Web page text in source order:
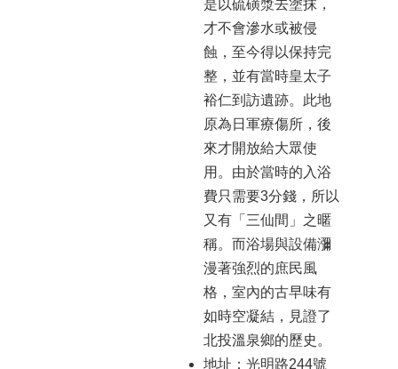
是以硫磺漿去塗抹，
才不會滲水或被侵
蝕，至今得以保持完
整，並有當時皇太子
裕仁到訪遺跡。此地
原為日軍療傷所，後
來才開放給大眾使
用。由於當時的入浴
費只需要3分錢，所以
又有「三仙間」之暱
稱。而浴場與設備瀰
漫著強烈的庶民風
格，室內的古早味有
如時空凝結，見證了
北投溫泉鄉的歷史。
地址：光明路244號